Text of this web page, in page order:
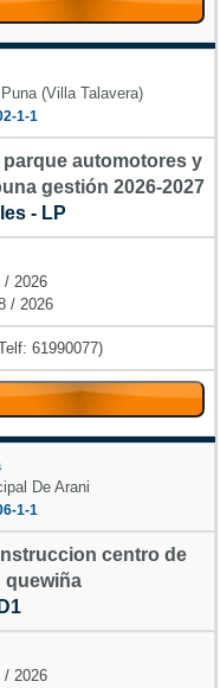
(Villa Talavera)
1-1
automotores y
gestión 2026-2027
- LP
/ 2026
/ 2026
61990077)
De Arani
1-1
centro de
quewiña
/ 2026